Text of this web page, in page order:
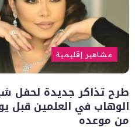
مشاهير إقليمية
طرح تذاكر جديدة لحفل
الوهاب في العلمين قبل
من موعده